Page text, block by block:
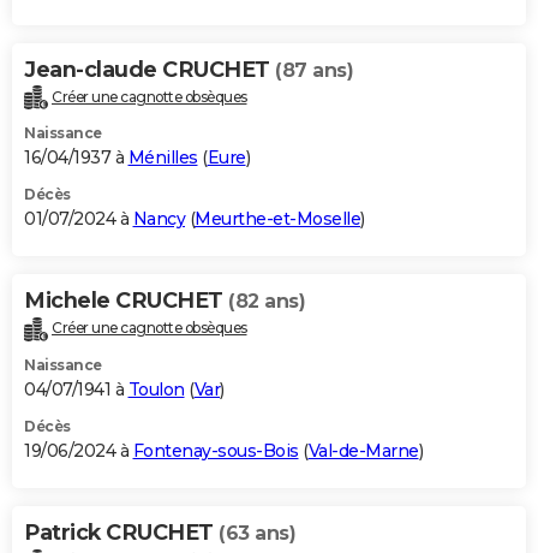
Jean-claude CRUCHET (87 ans)
Créer une cagnotte obsèques
Naissance
16/04/1937 à Ménilles (Eure)
Décès
01/07/2024 à Nancy(Meurthe-et-Moselle)
Michele CRUCHET (82 ans)
Créer une cagnotte obsèques
Naissance
04/07/1941 à Toulon (Var)
Décès
19/06/2024 à Fontenay-sous-Bois (Val-de-Marne)
Patrick CRUCHET (63 ans)